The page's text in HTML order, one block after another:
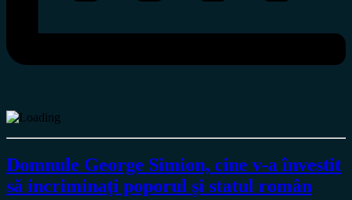
Domnule George Simion, cine v-a învestit
să incriminaţi poporul și statul român